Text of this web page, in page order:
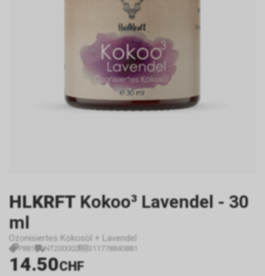
HLKRFT Kokoo³ Lavendel - 30
ml
Ozonisiertes Kokosöl + Lavendel
P881 NT200002 311778840881
14.50CHF